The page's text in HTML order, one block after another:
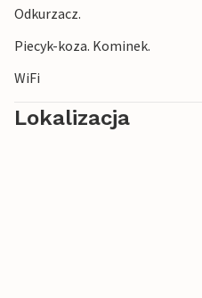
Odkurzacz.
Piecyk-koza. Kominek.
WiFi
Lokalizacja